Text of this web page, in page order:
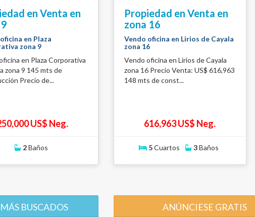
en Venta en
en Plaza
zona 9
en Plaza Corporativa
zona 9 145 mts de
Precio de...
US$ Neg.
2Baños
Propiedad en Venta en
zona 16
Vendo oficina en Lirios de Cayala
zona 16
Vendo oficina en Lirios de Cayala
zona 16 Precio Venta: US$ 616,963
148 mts de const...
616,963 US$ Neg.
5Cuartos 3Baños
BUSCADOS ANÚNCIESE GRATIS